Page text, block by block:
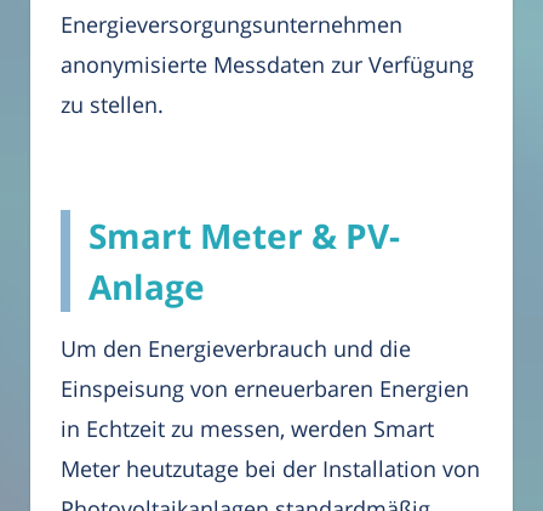
Energieversorgungsunternehmen
anonymisierte Messdaten zur Verfügung
zu stellen.
Smart Meter & PV-
Anlage
Um den Energieverbrauch und die
Einspeisung von erneuerbaren Energien
in Echtzeit zu messen, werden Smart
Meter heutzutage bei der Installation von